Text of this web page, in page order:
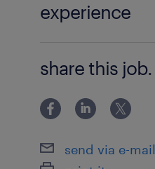
experience
share this job.
send via e-mail